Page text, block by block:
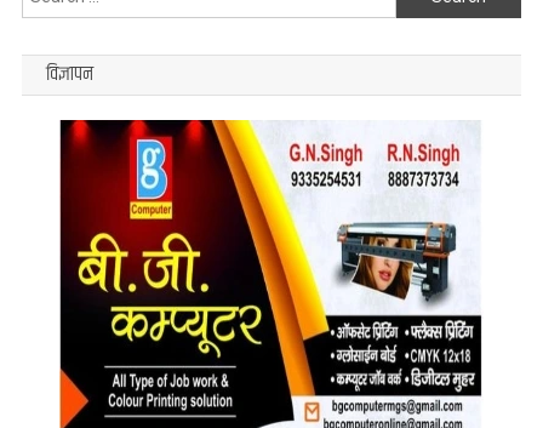
for:
विज्ञापन